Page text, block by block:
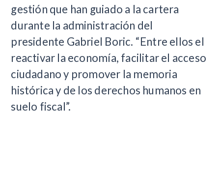
gestión que han guiado a la cartera
durante la administración del
presidente Gabriel Boric. “Entre ellos el
reactivar la economía, facilitar el acceso
ciudadano y promover la memoria
histórica y de los derechos humanos en
suelo fiscal”.